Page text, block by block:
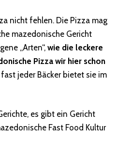
nicht fehlen. Die Pizza mag
mazedonische Gericht
„Arten“, wie die leckere
Pizza wir hier schon
fast jeder Bäcker bietet sie im
es gibt ein Gericht
Fast Food Kultur